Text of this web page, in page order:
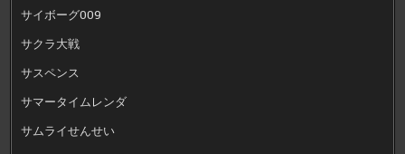
サイボーグ009
サクラ大戦
サスペンス
サマータイムレンダ
サムライせんせい